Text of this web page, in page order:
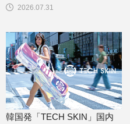
2026.07.31
韓国発「TECH SKIN」国内